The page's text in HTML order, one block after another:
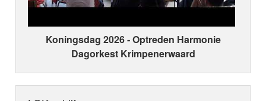
Koningsdag 2026 ‑ Optreden Harmonie
Dagorkest Krimpenerwaard